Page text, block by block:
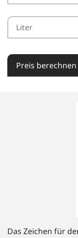
Preis berechnen
Das Zeichen für